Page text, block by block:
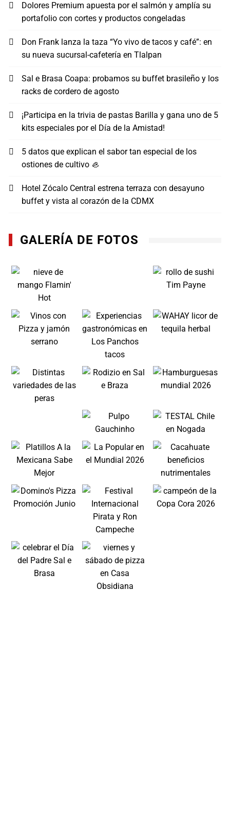
Dolores Premium apuesta por el salmón y amplía su
portafolio con cortes y productos congeladas
Don Frank lanza la taza “Yo vivo de tacos y café”: en
su nueva sucursal-cafetería en Tlalpan
Sal e Brasa Coapa: probamos su buffet brasileño y los
racks de cordero de agosto
¡Participa en la trivia de pastas Barilla y gana uno de 5
kits especiales por el Día de la Amistad!
5 datos que explican el sabor tan especial de los
ostiones de cultivo 🦪
Hotel Zócalo Central estrena terraza con desayuno
buffet y vista al corazón de la CDMX
GALERÍA DE FOTOS